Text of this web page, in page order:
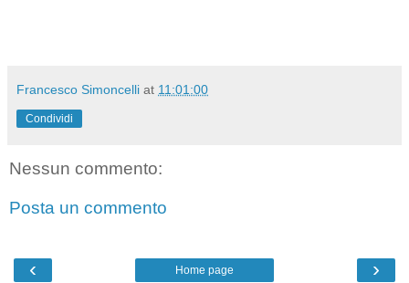
Francesco Simoncelli at 11:01:00
Condividi
Nessun commento:
Posta un commento
‹ ›
Home page